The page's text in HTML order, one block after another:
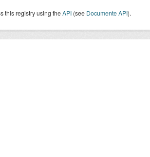
this registry using theAPI (see Documente API).